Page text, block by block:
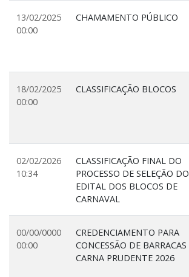
13/02/2025
00:00
CHAMAMENTO PÚBLICO
18/02/2025
00:00
CLASSIFICAÇÃO BLOCOS
02/02/2026
10:34
CLASSIFICAÇÃO FINAL DO
PROCESSO DE SELEÇÃO DO
EDITAL DOS BLOCOS DE
CARNAVAL
00/00/0000
00:00
CREDENCIAMENTO PARA
CONCESSÃO DE BARRACAS
CARNA PRUDENTE 2026